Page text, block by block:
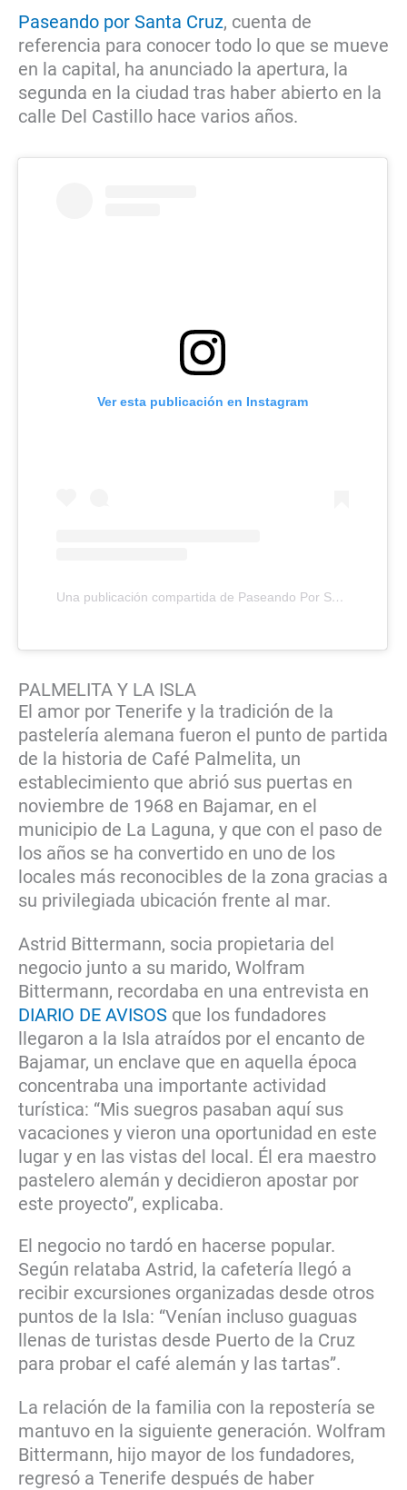
Paseando por Santa Cruz, cuenta de
referencia para conocer todo lo que se mueve
en la capital, ha anunciado la apertura, la
segunda en la ciudad tras haber abierto en la
calle Del Castillo hace varios años.
Ver esta publicación en Instagram
Una publicación compartida de Paseando Por Santa Cruz (@paseandoxsantacruz)
PALMELITA Y LA ISLA
El amor por Tenerife y la tradición de la
pastelería alemana fueron el punto de partida
de la historia de Café Palmelita, un
establecimiento que abrió sus puertas en
noviembre de 1968 en Bajamar, en el
municipio de La Laguna, y que con el paso de
los años se ha convertido en uno de los
locales más reconocibles de la zona gracias a
su privilegiada ubicación frente al mar.
Astrid Bittermann, socia propietaria del
negocio junto a su marido, Wolfram
Bittermann, recordaba en una entrevista en
DIARIO DE AVISOS que los fundadores
llegaron a la Isla atraídos por el encanto de
Bajamar, un enclave que en aquella época
concentraba una importante actividad
turística: “Mis suegros pasaban aquí sus
vacaciones y vieron una oportunidad en este
lugar y en las vistas del local. Él era maestro
pastelero alemán y decidieron apostar por
este proyecto”, explicaba.
El negocio no tardó en hacerse popular.
Según relataba Astrid, la cafetería llegó a
recibir excursiones organizadas desde otros
puntos de la Isla: “Venían incluso guaguas
llenas de turistas desde Puerto de la Cruz
para probar el café alemán y las tartas”.
La relación de la familia con la repostería se
mantuvo en la siguiente generación. Wolfram
Bittermann, hijo mayor de los fundadores,
regresó a Tenerife después de haber